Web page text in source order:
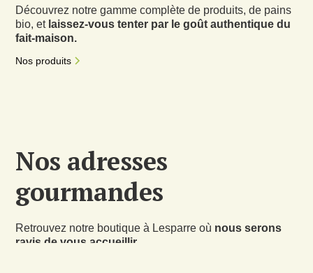
Découvrez notre gamme complète de produits, de pains
bio, et laissez-vous tenter par le goût authentique du
fait-maison.
Nos produits
Nos adresses
gourmandes
Retrouvez notre boutique à Lesparre où nous serons
ravis de vous accueillir